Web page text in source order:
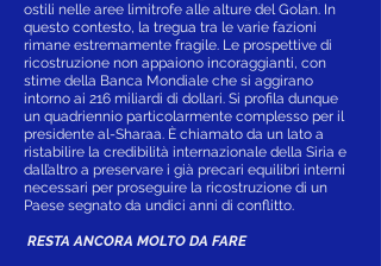
ostili nelle aree limitrofe alle alture del Golan. In
questo contesto, la tregua tra le varie fazioni
rimane estremamente fragile. Le prospettive di
ricostruzione non appaiono incoraggianti, con
stime della Banca Mondiale che si aggirano
intorno ai 216 miliardi di dollari. Si profila dunque
un quadriennio particolarmente complesso per il
presidente al-Sharaa. È chiamato da un lato a
ristabilire la credibilità internazionale della Siria e
dall’altro a preservare i già precari equilibri interni
necessari per proseguire la ricostruzione di un
Paese segnato da undici anni di conflitto.
RESTA ANCORA MOLTO DA FARE